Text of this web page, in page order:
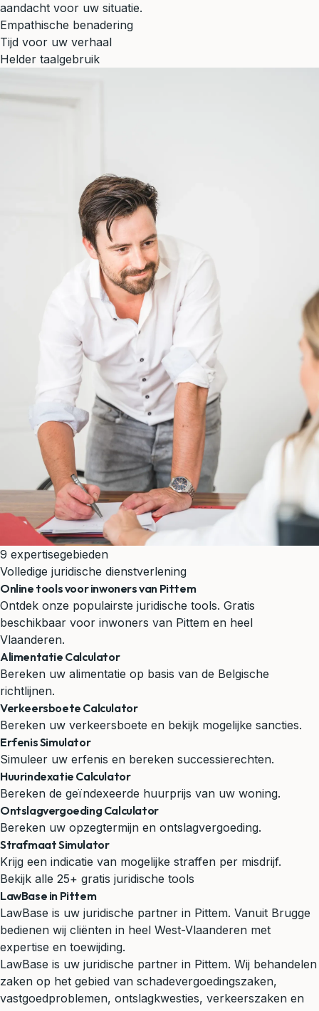
aandacht voor uw situatie.
Empathische benadering
Tijd voor uw verhaal
Helder taalgebruik
9 expertisegebieden
Volledige juridische dienstverlening
Online tools voor inwoners van Pittem
Ontdek onze populairste juridische tools. Gratis
beschikbaar voor inwoners van Pittem en heel
Vlaanderen.
Alimentatie Calculator
Bereken uw alimentatie op basis van de Belgische
richtlijnen.
Verkeersboete Calculator
Bereken uw verkeersboete en bekijk mogelijke sancties.
Erfenis Simulator
Simuleer uw erfenis en bereken successierechten.
Huurindexatie Calculator
Bereken de geïndexeerde huurprijs van uw woning.
Ontslagvergoeding Calculator
Bereken uw opzegtermijn en ontslagvergoeding.
Strafmaat Simulator
Krijg een indicatie van mogelijke straffen per misdrijf.
Bekijk alle 25+ gratis juridische tools
LawBase in Pittem
LawBase is uw juridische partner in Pittem. Vanuit Brugge
bedienen wij cliënten in heel West-Vlaanderen met
expertise en toewijding.
LawBase is uw juridische partner in Pittem. Wij behandelen
zaken op het gebied van schadevergoedingszaken,
vastgoedproblemen, ontslagkwesties, verkeerszaken en